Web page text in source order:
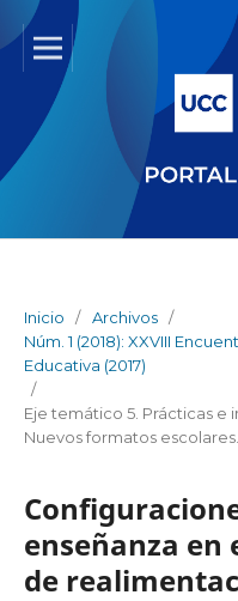
Inicio / Archivos /
Núm. 1 (2018): XXVIII
Educativa (2017)
/
Eje temático 5. Prácticas e
Nuevos formatos escolares.
enseñanza en
de